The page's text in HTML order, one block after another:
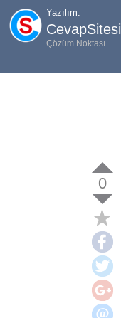
Yazılım.
CevapSitesi
Çözüm Noktası
0